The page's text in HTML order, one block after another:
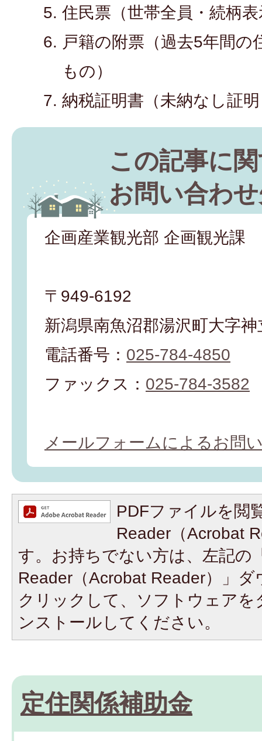
住民票（世帯全員・続柄
戸籍の附票（過去5年間
もの）
納税証明書（未納なし証
この記事に
お問い合わ
企画産業観光部 企画観光課
〒949-6192
新潟県南魚沼郡湯沢町大字
電話番号： 025-784-4850
ファックス： 025-784-3582
メールフォームによるお問
PDFファイルを閲
Reader（Acrobat
す。お持ちでない方は、左記の
Reader（Acrobat Reader）」
クリックして、ソフトウェア
ンストールしてください。
定住関係補助金